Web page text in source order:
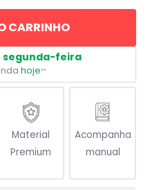
CARRINHO
segunda-feira
hoje**
Material
Premium
Acompanha
manual